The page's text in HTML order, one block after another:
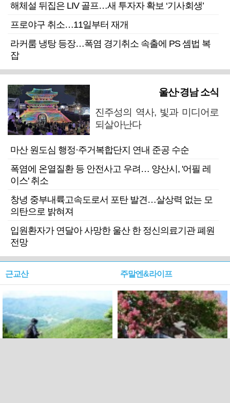
해체설 뒤집은 LIV 골프…새 투자자 확보 ‘기사회생’
프로야구 취소…11일부터 재개
라커룸 냉탕 등장…폭염 경기취소 속출에 PS 셈법 복
잡
울산·경남 소식
진주성의 역사, 빛과 미디어로
되살아난다
마산 원도심 행정·주거복합단지 연내 준공 수순
폭염에 온열질환 등 안전사고 우려… 양산시, '어필 레
이스' 취소
창녕 중부내륙고속도로서 포탄 발견…살상력 없는 모
의탄으로 밝혀져
입원환자가 연달아 사망한 울산 한 정신의료기관 폐원
전망
근교산 주말엔&라이프